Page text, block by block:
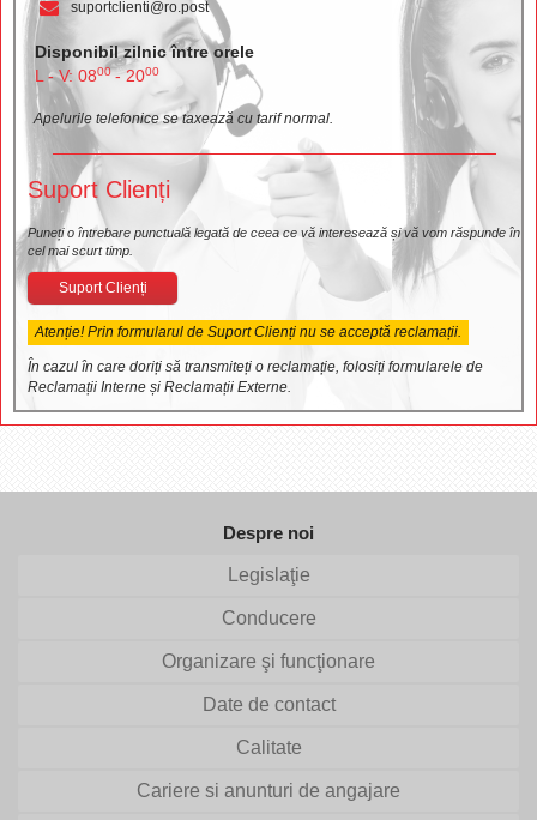
suportclienti@ro.post
Disponibil zilnic între orele
L - V: 0800- 2000
Apelurile telefonice se taxează cu tarif normal.
Suport Clienți
Puneți o întrebare punctuală legată de ceea ce vă interesează și vă vom răspunde în
cel mai scurt timp.
Suport Clienți
Atenție! Prin formularul de Suport Clienți nu se acceptă reclamații.
În cazul în care doriți să transmiteți o reclamație, folosiți formularele de
Reclamații Interne și Reclamații Externe.
Despre noi
Legislaţie
Conducere
Organizare şi funcţionare
Date de contact
Calitate
Cariere si anunturi de angajare